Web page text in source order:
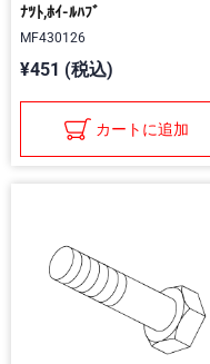
ﾅﾂﾄ,ﾎｲ-ﾙﾊﾌﾞ
MF430126
¥451 (税込)
カートに追加